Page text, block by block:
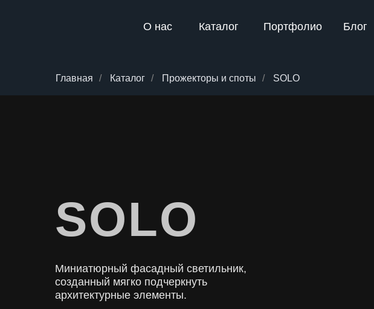
Каталог Портфолио
О нас Блог
Главная / Каталог / Прожекторы и споты / SOLO
Миниатюрный фасадный светильник,
созданный мягко подчеркнуть
архитектурные элементы.
SOLO